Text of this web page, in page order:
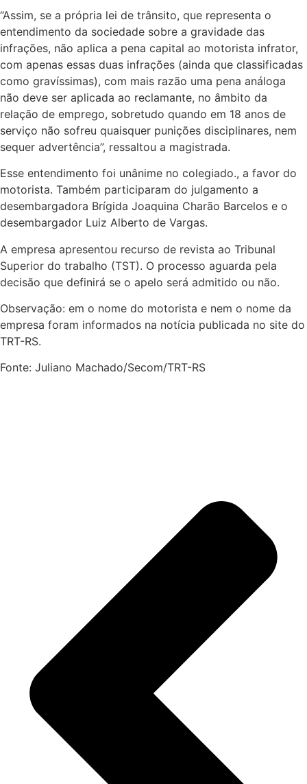
“Assim, se a própria lei de trânsito, que representa o
entendimento da sociedade sobre a gravidade das
infrações, não aplica a pena capital ao motorista infrator,
com apenas essas duas infrações (ainda que classificadas
como gravíssimas), com mais razão uma pena análoga
não deve ser aplicada ao reclamante, no âmbito da
relação de emprego, sobretudo quando em 18 anos de
serviço não sofreu quaisquer punições disciplinares, nem
sequer advertência”, ressaltou a magistrada.
Esse entendimento foi unânime no colegiado., a favor do
motorista. Também participaram do julgamento a
desembargadora Brígida Joaquina Charão Barcelos e o
desembargador Luiz Alberto de Vargas.
A empresa apresentou recurso de revista ao Tribunal
Superior do trabalho (TST). O processo aguarda pela
decisão que definirá se o apelo será admitido ou não.
Observação: em o nome do motorista e nem o nome da
empresa foram informados na notícia publicada no site do
TRT-RS.
Fonte: Juliano Machado/Secom/TRT-RS